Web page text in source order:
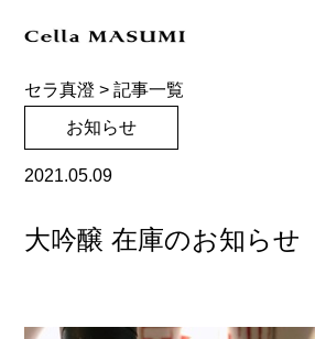
セラ真澄 >記事一覧
お知らせ
2021.05.09
大吟醸 在庫のお知らせ